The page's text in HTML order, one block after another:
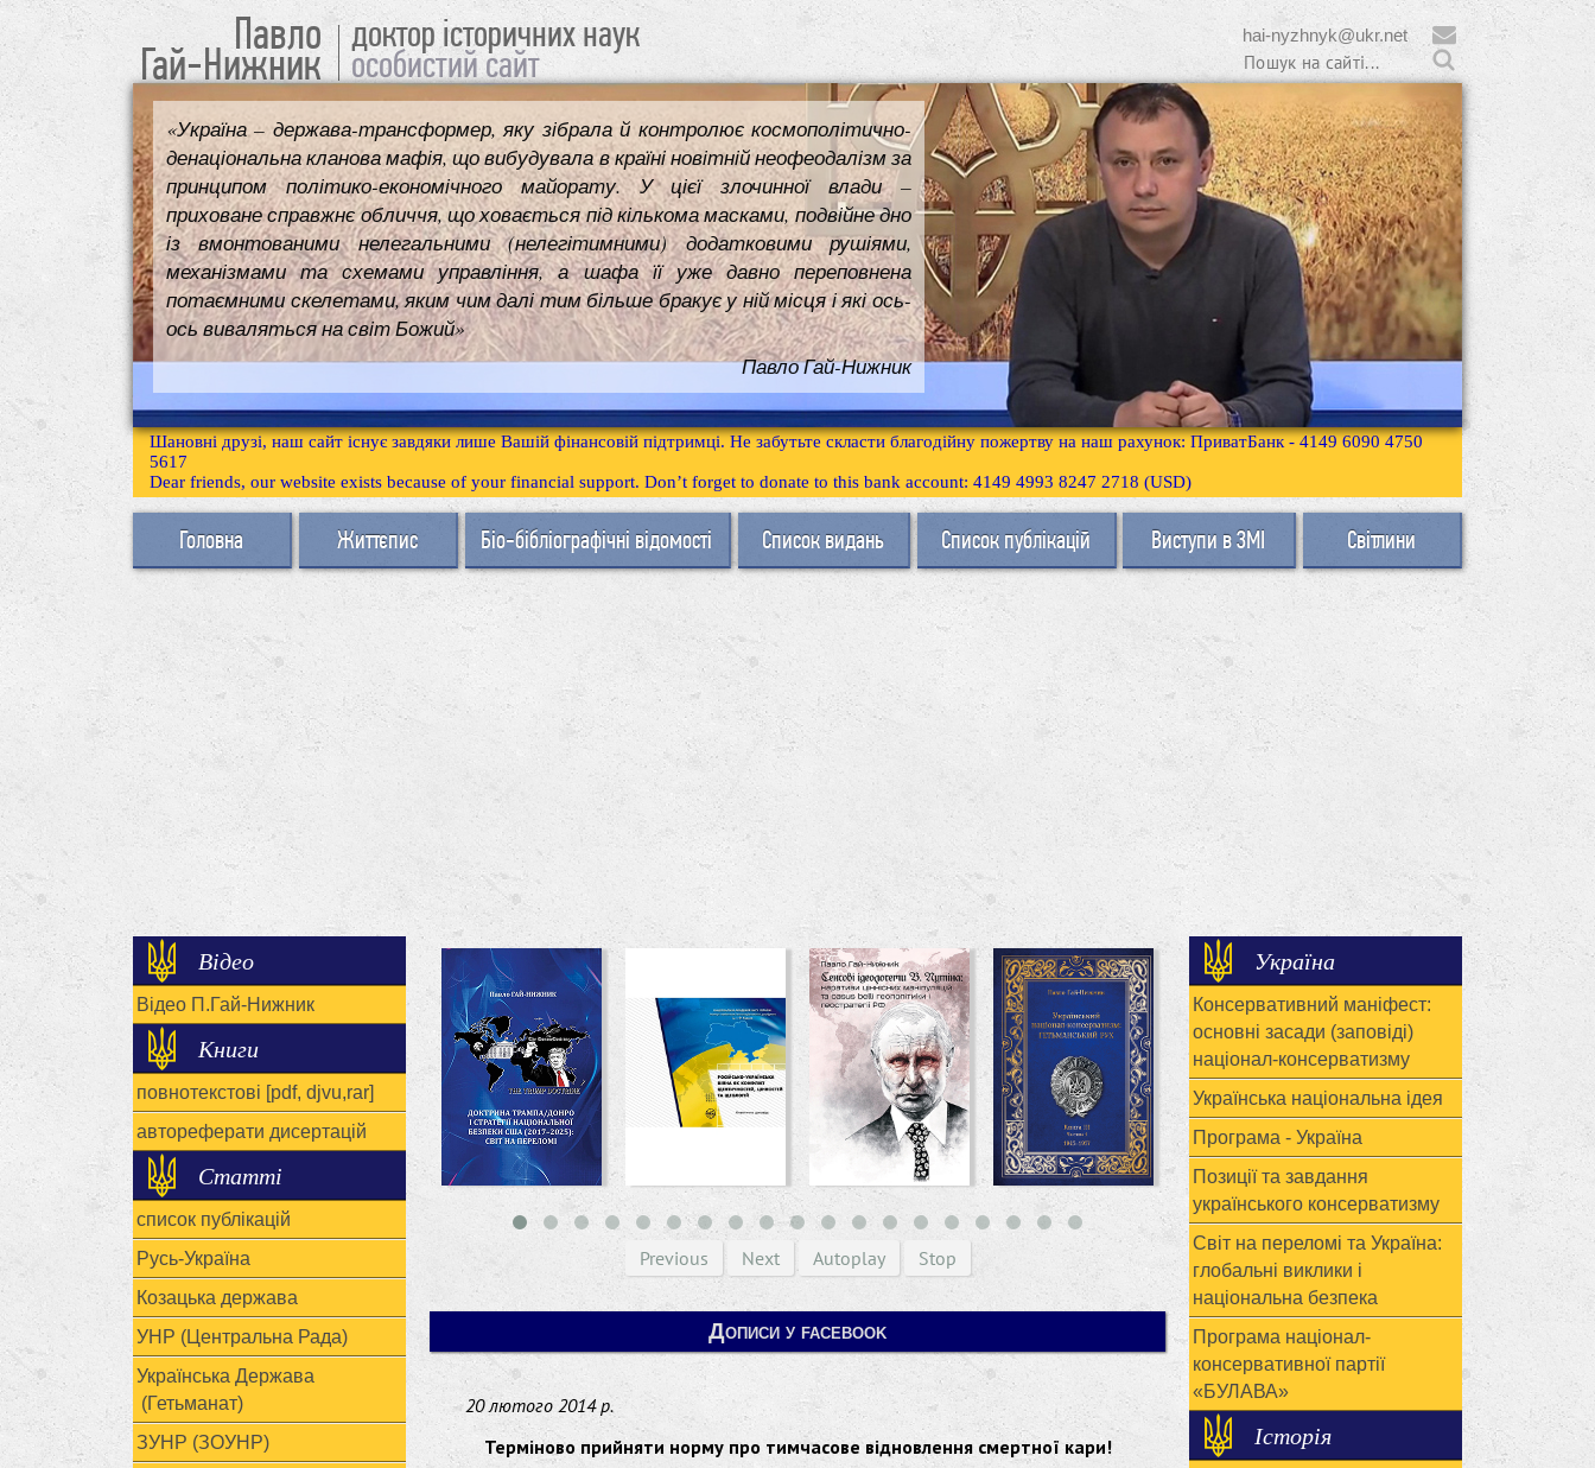
Павло
Гай-Нижник
доктор історичних наук
особистий сайт
hai-nyzhnyk@ukr.net
«Україна – держава-трансформер, яку зібрала й контролює космополітично-
денаціональна кланова мафія, що вибудувала в країні новітній неофеодалізм за
принципом політико-економічного майорату. У цієї злочинної влади –
приховане справжнє обличчя, що ховається під кількома масками, подвійне дно
із вмонтованими нелегальними (нелегітимними) додатковими рушіями,
механізмами та схемами управління, а шафа її уже давно переповнена
потаємними скелетами, яким чим далі тим більше бракує у ній місця і які ось-
ось виваляться на світ Божий»
Павло Гай-Нижник
Шановні друзі, наш сайт існує завдяки лише Вашій фінансовій підтримці. Не забутьте скласти благодійну пожертву на наш рахунок: ПриватБанк - 4149 6090 4750
5617
Dear friends, our website exists because of your financial support. Don’t forget to donate to this bank account: 4149 4993 8247 2718 (USD)
Головна Життєпис Біо-бібліографічні відомості Список видань Список публікацій Виступи в ЗМІ Світлини
Відео
Відео П.Гай-Нижник
Книги
повнотекстові [pdf, djvu,rar]
автореферати дисертацій
Статті
список публікацій
Русь-Україна
Козацька держава
УНР (Центральна Рада)
Українська Держава
(Гетьманат)
ЗУНР (ЗОУНР)
Previous Next Autoplay Stop
Дописи у facebook
20 лютого 2014 р.
Терміново прийняти норму про тимчасове відновлення смертної кари!
Україна
Консервативний маніфест:
основні засади (заповіді)
націонал-консерватизму
Українська національна ідея
Програма - Україна
Позиції та завдання
українського консерватизму
Світ на переломі та Україна:
глобальні виклики і
національна безпека
Програма націонал-
консервативної партії
«БУЛАВА»
Історія